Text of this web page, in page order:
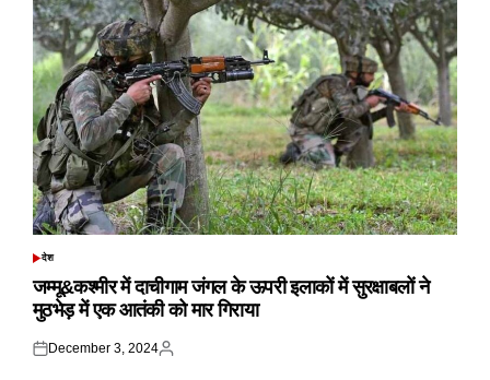
POSTED
देश
जम्मू&कश्मीर में दाचीगाम जंगल के ऊपरी इलाकों में सुरक्षाबलों ने
मुठभेड़ में एक आतंकी को मार गिराया
Posted
December 3, 2024
Posted